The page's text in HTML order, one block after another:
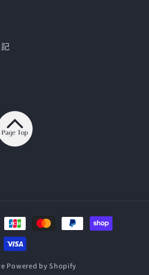
Powered by Shopify